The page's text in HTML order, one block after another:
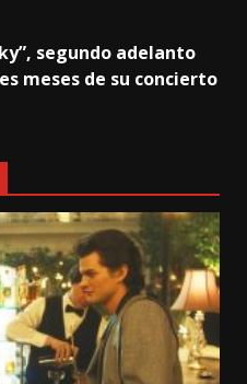
segundo adelanto
meses de su concierto